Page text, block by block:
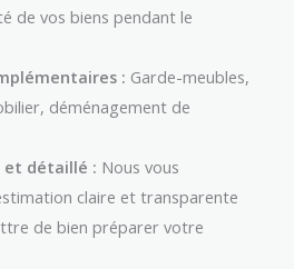
de vos biens pendant le
: Garde-meubles,
déménagement de
et détaillé : Nous vous
claire et transparente
de bien préparer votre